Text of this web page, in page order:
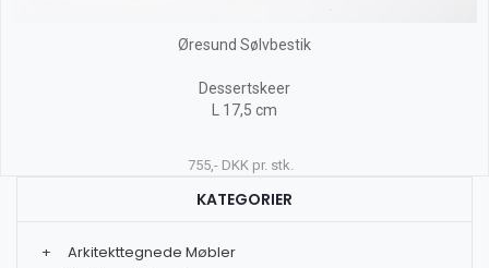
Øresund Sølvbestik
Dessertskeer
L 17,5 cm
755,- DKK pr. stk.
KATEGORIER
+
Arkitekttegnede Møbler